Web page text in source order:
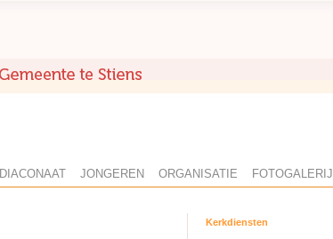
DIACONAAT JONGEREN ORGANISATIE FOTOGALERIJ
Kerkdiensten